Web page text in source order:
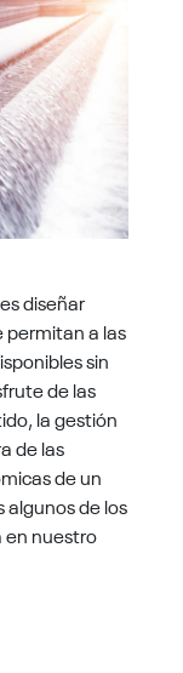
diseñar
permitan a las
sin
de las
la gestión
de las
de un
de los
en nuestro